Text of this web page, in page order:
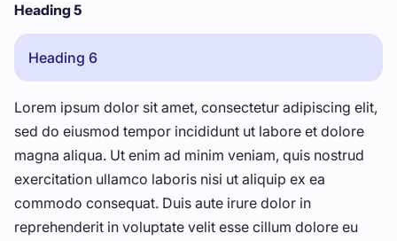
Heading 5
Heading 6
Lorem ipsum dolor sit amet, consectetur adipiscing elit,
sed do eiusmod tempor incididunt ut labore et dolore
magna aliqua. Ut enim ad minim veniam, quis nostrud
exercitation ullamco laboris nisi ut aliquip ex ea
commodo consequat. Duis aute irure dolor in
reprehenderit in voluptate velit esse cillum dolore eu